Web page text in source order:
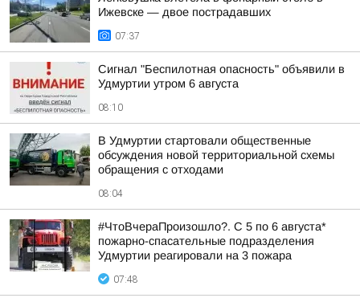
Ижевске — двое пострадавших
07:37
Сигнал "Беспилотная опасность" объявили в
Удмуртии утром 6 августа
08:10
В Удмуртии стартовали общественные
обсуждения новой территориальной схемы
обращения с отходами
08:04
#ЧтоВчераПроизошло?. С 5 по 6 августа*
пожарно-спасательные подразделения
Удмуртии реагировали на 3 пожара
07:48